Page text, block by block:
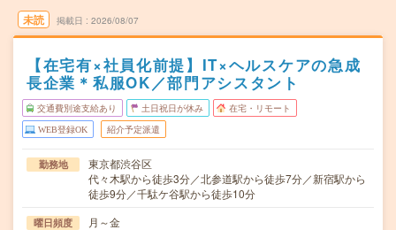
未読 掲載日 2026/08/07
【在宅有×社員化前提】IT×ヘルスケアの急成
長企業＊私服OK／部門アシスタント
交通費別途支給あり 土日祝日が休み 在宅・リモート
WEB登録OK 紹介予定派遣
勤務地
東京都渋谷区
代々木駅から徒歩3分／北参道駅から徒歩7分／新宿駅から
徒歩9分／千駄ケ谷駅から徒歩10分
曜日頻度 月～金